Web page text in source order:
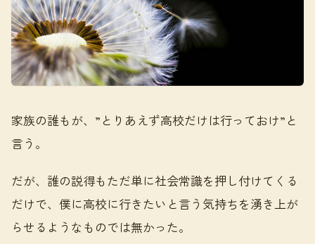
家族の誰もが、”とりあえず高校だけは行っておけ”と
言う。
だが、誰の説得もただ単に社会常識を押し付けてくる
だけで、僕に高校に行きたいと言う気持ちを湧き上が
らせるようなものでは無かった。